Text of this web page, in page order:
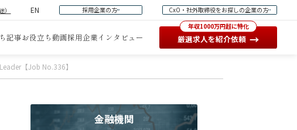
EN 採用企業の方 CxO・社外取締役をお探しの企業の方
記事お役立ち動画採用企業インタビュー
年収1000万円超に特化
厳選求人を紹介依頼 →
【Job No.336】
金融機関